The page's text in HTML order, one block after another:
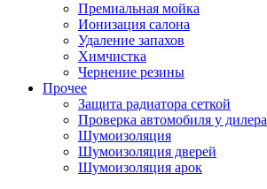
Премиальная мойка
Ионизация салона
Удаление запахов
Химчистка
Чернение резины
Прочее
Защита радиатора сеткой
Проверка автомобиля у дилера
Шумоизоляция
Шумоизоляция дверей
Шумоизоляция арок